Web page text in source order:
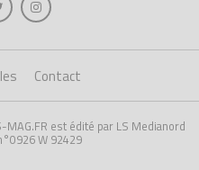
Contact
est édité par LS Medianord
W 92429